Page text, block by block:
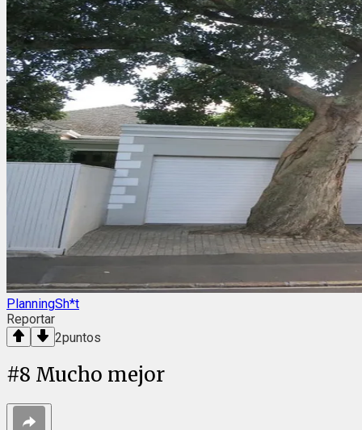
PlanningSh*t
Reportar
2puntos
#8 Mucho mejor